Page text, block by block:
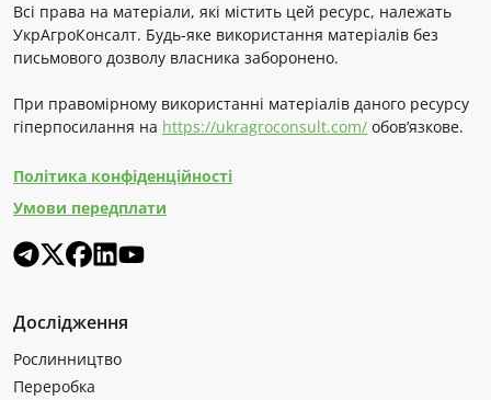
Всі права на матеріали, які містить цей ресурс, належать
УкрАгроКонсалт. Будь-яке використання матеріалів без
письмового дозволу власника заборонено.
При правомірному використанні матеріалів даного ресурсу
гіперпосилання на https://ukragroconsult.com/ обов’язкове.
Політика конфіденційності
Умови передплати
Дослідження
Рослинництво
Переробка